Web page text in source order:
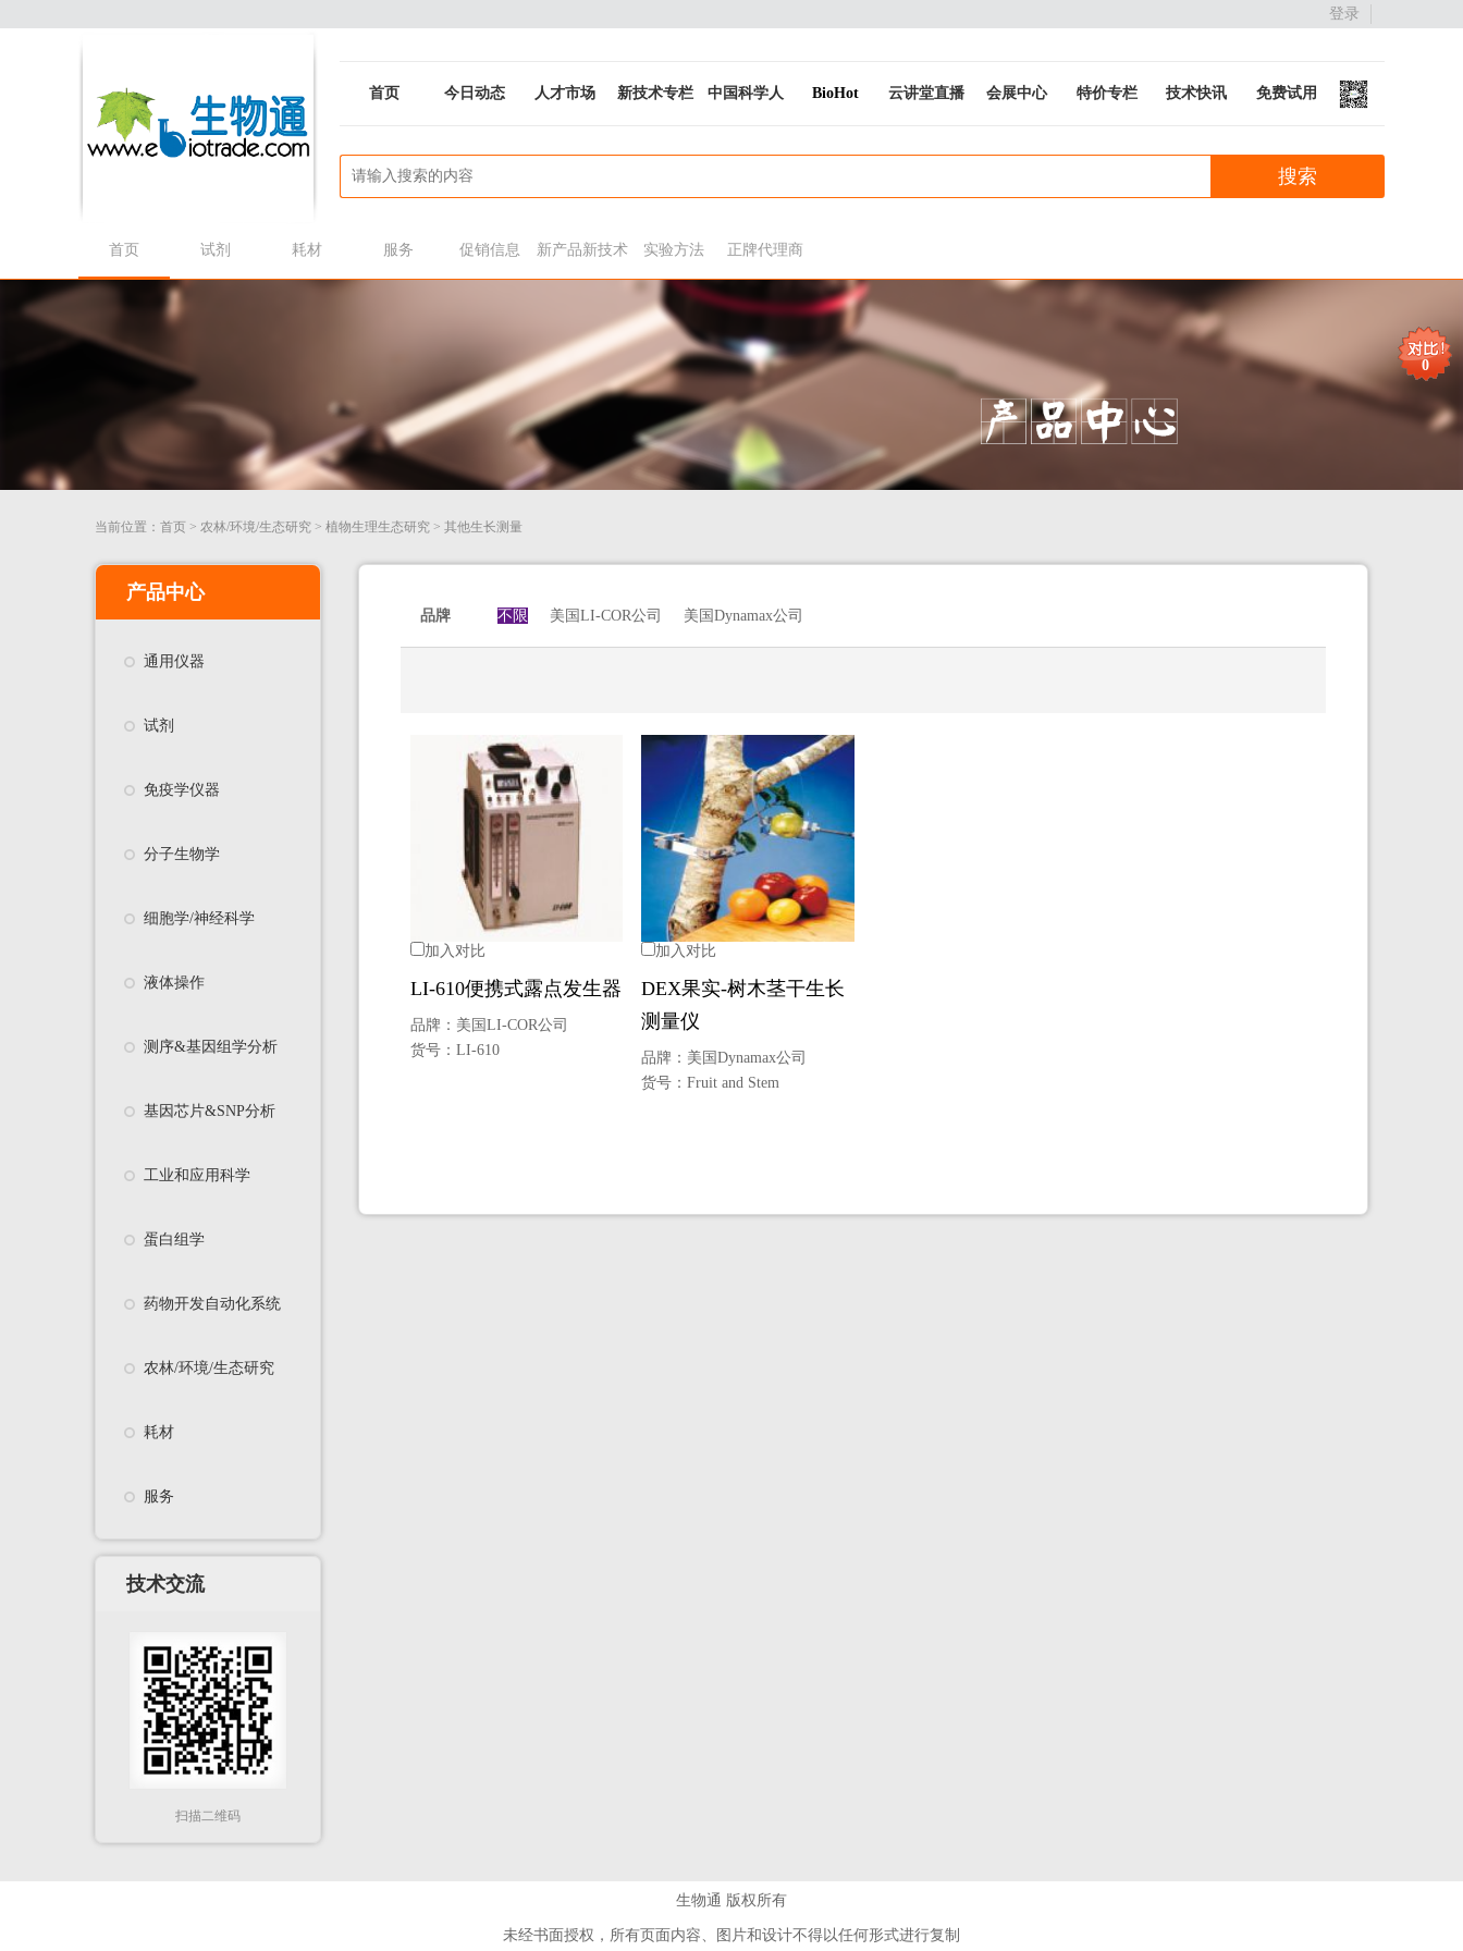
登录
首页 今日动态 人才市场 新技术专栏 中国科学人 BioHot 云讲堂直播 会展中心 特价专栏 技术快讯 免费试用
首页 试剂 耗材 服务 促销信息 新产品新技术 实验方法 正牌代理商
当前位置： 首页 > 农林/环境/生态研究 > 植物生理生态研究 > 其他生长测量
产品中心
通用仪器
试剂
免疫学仪器
分子生物学
细胞学/神经科学
液体操作
测序&基因组学分析
基因芯片&SNP分析
工业和应用科学
蛋白组学
药物开发自动化系统
农林/环境/生态研究
耗材
服务
技术交流
扫描二维码
品牌 不限 美国LI-COR公司 美国Dynamax公司
加入对比
LI-610便携式露点发生器
品牌： 美国LI-COR公司
货号： LI-610
加入对比
DEX果实-树木茎干生长
测量仪
品牌： 美国Dynamax公司
货号： Fruit and Stem
0
生物通 版权所有
未经书面授权，所有页面内容、图片和设计不得以任何形式进行复制